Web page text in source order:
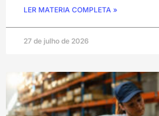
LER MATERIA COMPLETA »
27 de julho de 2026